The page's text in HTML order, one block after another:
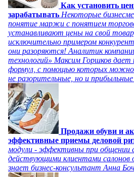
Как установить
зарабатывать Некоторые
понятие маржи с понятием
устанавливают цены на свой
исключительно примером
они разоряются! Аналитик
технологий» Максим Горшков дает
формул, с помощью которых можно
не разорительные, но и
Продажи обуви и
эффективные приемы деловой
модули - эффективны при общении
действующими клиентами салонов
знает бизнес-консультант Анна